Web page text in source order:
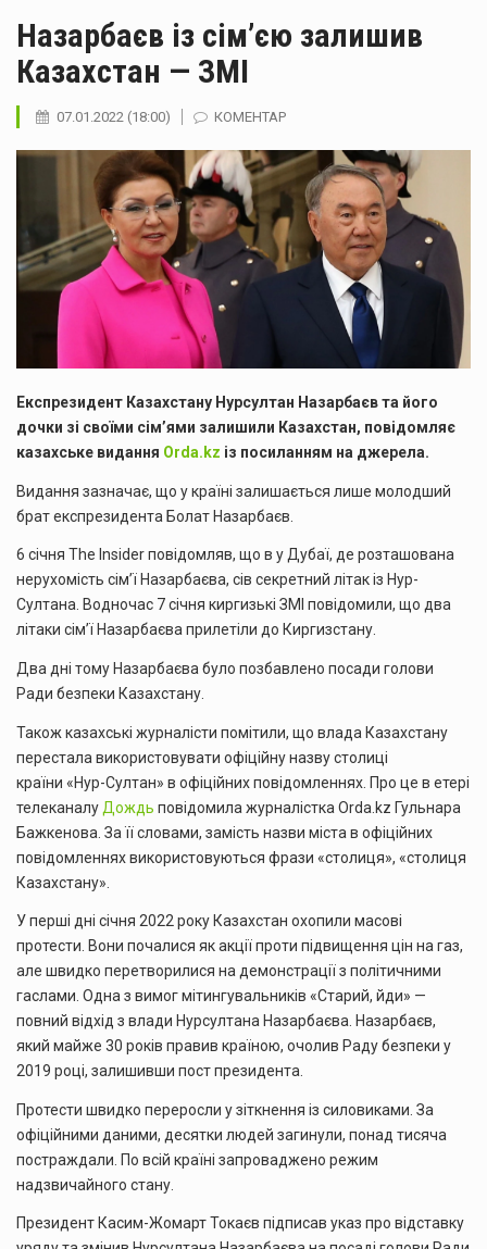
Назарбаєв із сім’єю залишив
Казахстан — ЗМІ
07.01.2022 (18:00) КОМЕНТАР
Експрезидент Казахстану Нурсултан Назарбаєв та його
дочки зі своїми сім’ями залишили Казахстан, повідомляє
казахське видання Orda.kz із посиланням на джерела.
Видання зазначає, що у країні залишається лише молодший
брат експрезидента Болат Назарбаєв.
6 січня The Insider повідомляв, що в у Дубаї, де розташована
нерухомість сім’ї Назарбаєва, сів секретний літак із Нур-
Султана. Водночас 7 січня киргизькі ЗМІ повідомили, що два
літаки сім’ї Назарбаєва прилетіли до Киргизстану.
Два дні тому Назарбаєва було позбавлено посади голови
Ради безпеки Казахстану.
Також казахські журналісти помітили, що влада Казахстану
перестала використовувати офіційну назву столиці
країни «Нур-Султан» в офіційних повідомленнях. Про це в етері
телеканалу Дождь повідомила журналістка Orda.kz Гульнара
Бажкенова. За її словами, замість назви міста в офіційних
повідомленнях використовуються фрази «столиця», «столиця
Казахстану».
У перші дні січня 2022 року Казахстан охопили масові
протести. Вони почалися як акції проти підвищення цін на газ,
але швидко перетворилися на демонстрації з політичними
гаслами. Одна з вимог мітингувальників «Старий, йди» —
повний відхід з влади Нурсултана Назарбаєва. Назарбаєв,
який майже 30 років правив країною, очолив Раду безпеки у
2019 році, залишивши пост президента.
Протести швидко переросли у зіткнення із силовиками. За
офіційними даними, десятки людей загинули, понад тисяча
постраждали. По всій країні запроваджено режим
надзвичайного стану.
Президент Касим-Жомарт Токаєв підписав указ про відставку